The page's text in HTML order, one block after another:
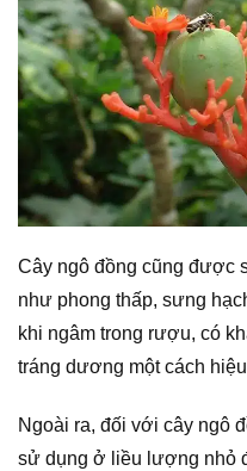
Cây ngô đồng cũng được
như phong thấp, sưng
khi ngâm trong rượu, có
tráng dương một cách
Ngoài ra, đối với cây ngô
sử dụng ở liều lượng nhỏ